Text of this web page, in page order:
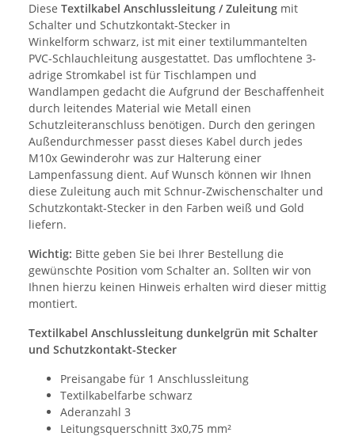
Diese Textilkabel Anschlussleitung / Zuleitung mit
Schalter und Schutzkontakt-Stecker in
Winkelform schwarz, ist mit einer textilummantelten
PVC-Schlauchleitung ausgestattet. Das umflochtene 3-
adrige Stromkabel ist für Tischlampen und
Wandlampen gedacht die Aufgrund der Beschaffenheit
durch leitendes Material wie Metall einen
Schutzleiteranschluss benötigen. Durch den geringen
Außendurchmesser passt dieses Kabel durch jedes
M10x Gewinderohr was zur Halterung einer
Lampenfassung dient. Auf Wunsch können wir Ihnen
diese Zuleitung auch mit Schnur-Zwischenschalter und
Schutzkontakt-Stecker in den Farben weiß und Gold
liefern.
Wichtig: Bitte geben Sie bei Ihrer Bestellung die
gewünschte Position vom Schalter an. Sollten wir von
Ihnen hierzu keinen Hinweis erhalten wird dieser mittig
montiert.
Textilkabel Anschlussleitung dunkelgrün mit Schalter
und Schutzkontakt-Stecker
Preisangabe für 1 Anschlussleitung
Textilkabelfarbe schwarz
Aderanzahl 3
Leitungsquerschnitt 3x0,75 mm²